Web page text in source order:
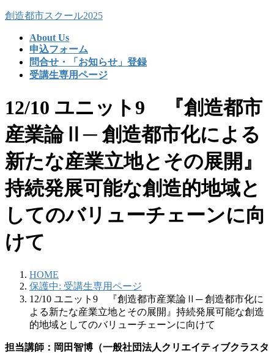
コ
キ
ッ
プ
ナ
に
移
動
創造都市スクール2025
About Us
申込フォーム
問合せ・「お知らせ」登録
受講生専用ページ
12/10 ユニット9 『創造都市
産業論Ⅱ─ 創造都市化による
新たな産業立地とその展開』
持続発展可能な創造的地域と
してのバリューチェーンに向
けて
HOME
保護中: 受講生専用ページ
12/10 ユニット9 『創造都市産業論Ⅱ─ 創造都市化に
よる新たな産業立地とその展開』持続発展可能な創造
的地域としてのバリューチェーンに向けて
担当講師：岡田智博（一般社団法人クリエイティブクラスタ